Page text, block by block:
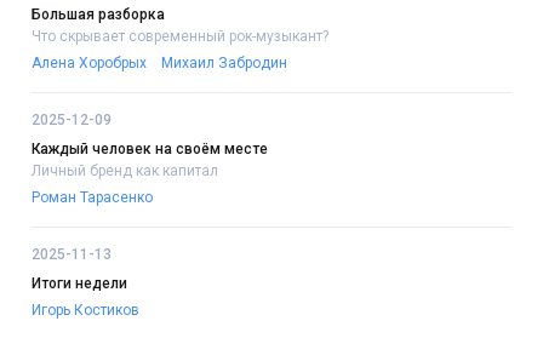
Большая разборка
Что скрывает современный рок-музыкант?
Алена Хоробрых
Михаил Забродин
2025-12-09
Каждый человек на своём месте
Личный бренд как капитал
Роман Тарасенко
2025-11-13
Итоги недели
Игорь Костиков